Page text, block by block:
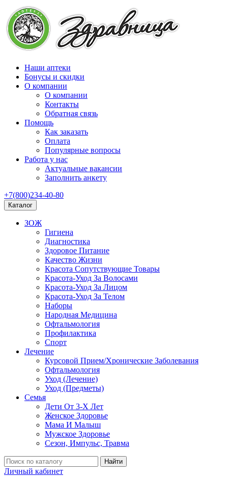
Наши аптеки
Бонусы и скидки
О компании
О компании
Контакты
Обратная связь
Помощь
Как заказать
Оплата
Популярные вопросы
Работа у нас
Актуальные вакансии
Заполнить анкету
+7(800)234-40-80
Каталог
ЗОЖ
Гигиена
Диагностика
Здоровое Питание
Качество Жизни
Красота Сопутствующие Товары
Красота-Уход За Волосами
Красота-Уход За Лицом
Красота-Уход За Телом
Наборы
Народная Медицина
Офтальмология
Профилактика
Спорт
Лечение
Курсовой Прием/Хронические Заболевания
Офтальмология
Уход (Лечение)
Уход (Предметы)
Семья
Дети От 3-Х Лет
Женское Здоровье
Мама И Малыш
Мужское Здоровье
Сезон, Импульс, Травма
Найти
Личный кабинет